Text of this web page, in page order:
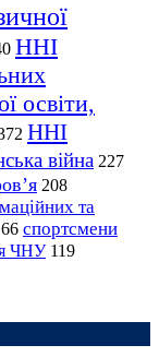
ННІ
освіти,
ННІ
війна 227
208
та
спортсмени
ЧНУ 119